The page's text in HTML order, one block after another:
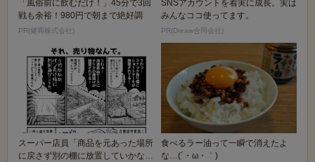
「風俗前に飲むだけ！」45分で3回
戦も余裕！980円で朝まで絶好調
PR(健商株式会社)
SNSアカウントを着実に成長。実は
みんなココ使ってます。
PR(Dreaw合同会社)
スーパー店員「商品を元あった場所
に戻さず別の棚に放置していかない
食べるラー油って一瞬で消えたよ
な…(´・ω・｀)